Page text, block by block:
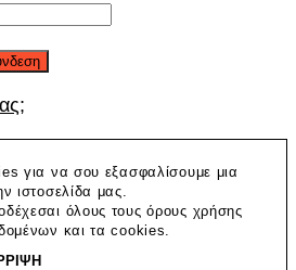
για να σου εξασφαλίσουμε μια
ιστοσελίδα μας.
όλους τους όρους χρήσης
και τα cookies.